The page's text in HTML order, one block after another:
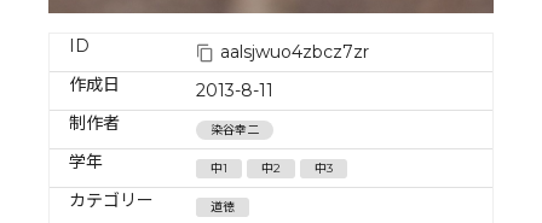
ID
aalsjwuo4zbcz7zr
作成日
2013-8-11
制作者
染谷幸二
学年 中1 中2 中3
カテゴリー 道徳